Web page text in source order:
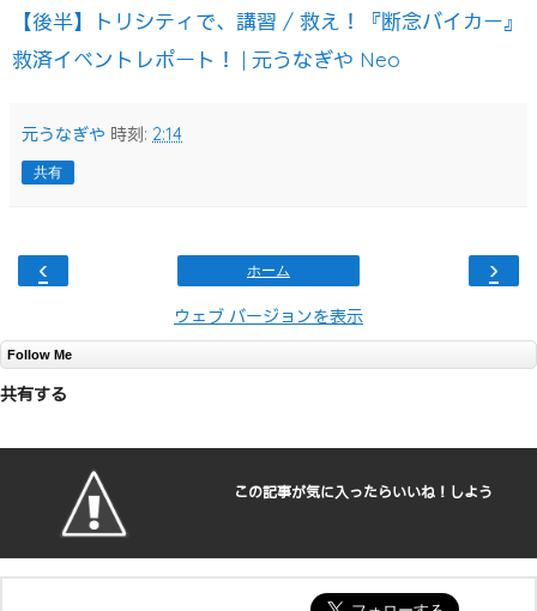
【後半】トリシティで、講習 / 救え！『断念バイカー』
救済イベントレポート！ | 元うなぎや Neo
元うなぎや 時刻: 2:14
共有
‹ ›
ホーム
ウェブ バージョンを表示
Follow Me
共有する
この記事が気に入ったらいいね！しよう